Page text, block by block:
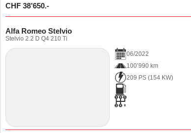
CHF 38’650.-
Alfa Romeo Stelvio
Stelvio 2.2 D Q4 210 Ti
06/2022
100’990 km
209 PS (154 KW)